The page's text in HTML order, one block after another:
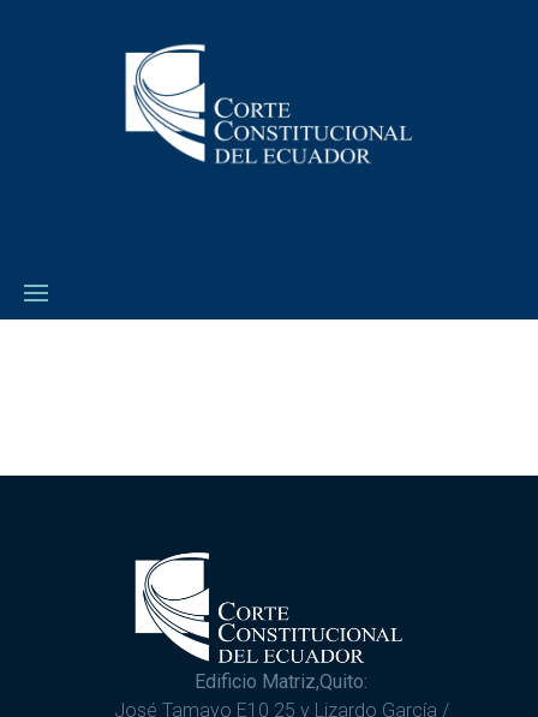
Edificio Matriz,Quito:
José Tamayo E10 25 y Lizardo García /